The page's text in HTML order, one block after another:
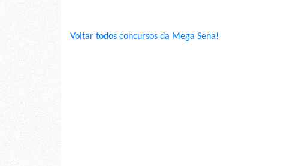
Voltar todos concursos da Mega Sena!